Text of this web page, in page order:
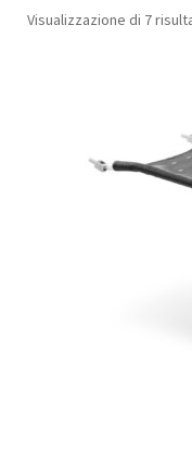
Contatti
Visualizzazione di 7